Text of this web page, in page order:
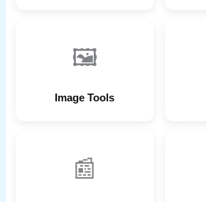
🖼
Image Tools
📰